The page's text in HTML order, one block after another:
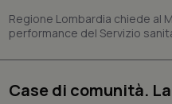
Regione Lombardia chiede al
performance del Servizio
Case di comunità.
e l'accesso alle aree